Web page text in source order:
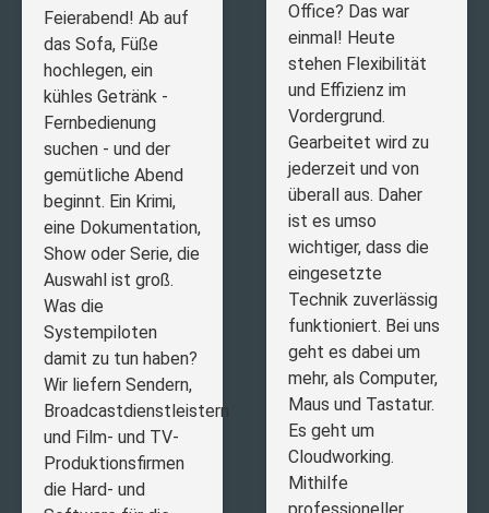
Feierabend! Ab auf
das Sofa, Füße
hochlegen, ein
kühles Getränk -
Fernbedienung
suchen - und der
gemütliche Abend
beginnt. Ein Krimi,
eine Dokumentation,
Show oder Serie, die
Auswahl ist groß.
Was die
Systempiloten
damit zu tun haben?
Wir liefern Sendern,
Broadcastdienstleistern
und Film- und TV-
Produktionsfirmen
die Hard- und
Office? Das war
einmal! Heute
stehen Flexibilität
und Effizienz im
Vordergrund.
Gearbeitet wird zu
jederzeit und von
überall aus. Daher
ist es umso
wichtiger, dass die
eingesetzte
Technik zuverlässig
funktioniert. Bei uns
geht es dabei um
mehr, als Computer,
Maus und Tastatur.
Es geht um
Cloudworking.
Mithilfe